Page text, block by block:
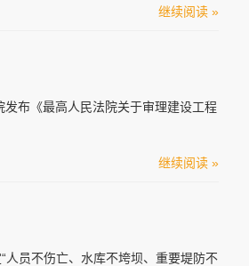
继续阅读 »
布《最高人民法院关于审理建设工程
继续阅读 »
人员不伤亡、水库不垮坝、重要堤防不